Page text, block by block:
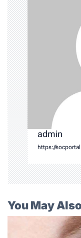
admin
https://
You May